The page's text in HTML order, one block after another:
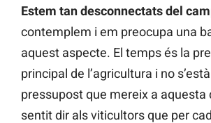
Estem tan desconnectats del
contemplem i em preocupa una
aquest aspecte. El temps és la
principal de l’agricultura i no
pressupost que mereix a aquesta
sentit dir als viticultors que per